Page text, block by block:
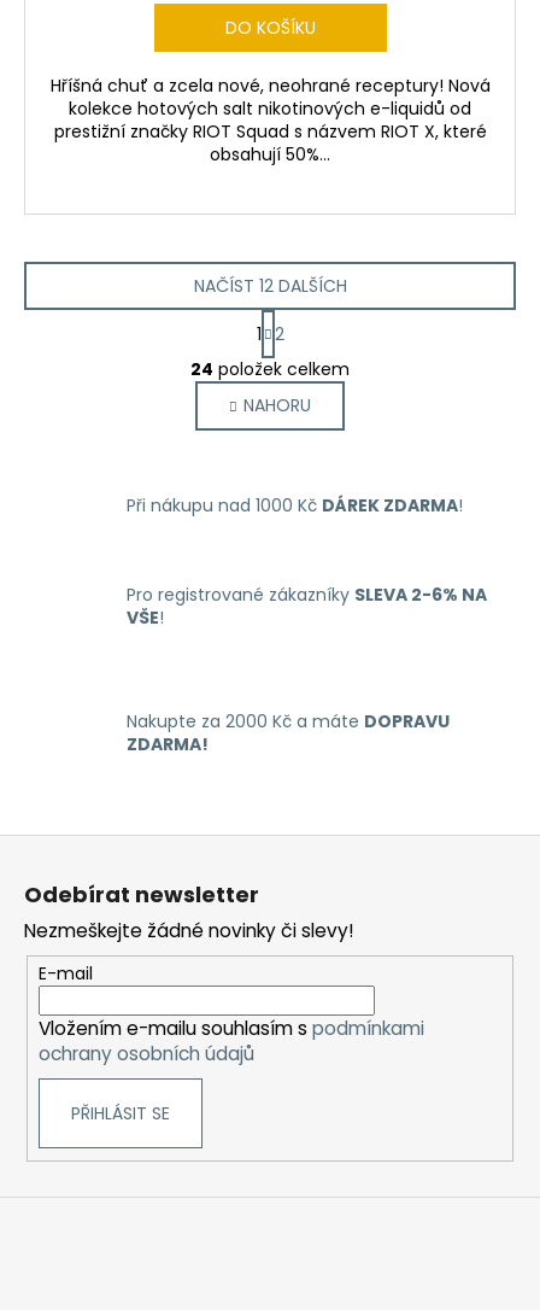
DO KOŠÍKU
Hříšná chuť a zcela nové, neohrané receptury! Nová
kolekce hotových salt nikotinových e-liquidů od
prestižní značky RIOT Squad s názvem RIOT X, které
obsahují 50%...
O
v
l
á
a
c
r
ý
u
NAČÍST 12 DALŠÍCH
S
t
r
á
n
k
á
1 2
24 položek celkem
NAHORU
Při nákupu nad 1000 Kč DÁREK ZDARMA!
Pro registrované zákazníky SLEVA 2-6% NA
VŠE!
Nakupte za 2000 Kč a máte DOPRAVU
ZDARMA!
Z
Odebírat newsletter
Nezmeškejte žádné novinky či slevy!
E-mail
Vložením e-mailu souhlasím s podmínkami
ochrany osobních údajů
PŘIHLÁSIT SE